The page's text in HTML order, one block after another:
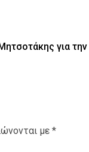
για
με *